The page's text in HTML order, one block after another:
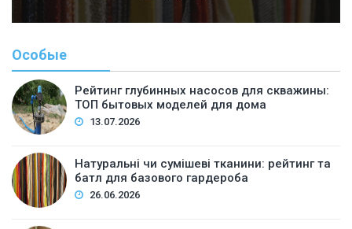
Особые
Рейтинг глубинных насосов для скважины:
ТОП бытовых моделей для дома
13.07.2026
Натуральні чи сумішеві тканини: рейтинг та
батл для базового гардероба
26.06.2026